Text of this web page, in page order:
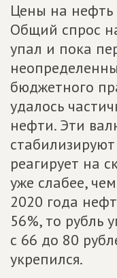
Цены на нефть
Общий спрос
упал и пока
бюджетного
удалось
нефти. Эти
реагирует на
уже слабее,
2020 года
56%, то рубль
с 66 до 80
укрепился.